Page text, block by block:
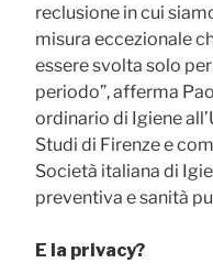
reclusione in cui
misura eccezionale
essere svolta solo
periodo”, afferma
ordinario di Igiene
Studi di Firenze e
Società italiana di
preventiva e sanità
E la privacy?